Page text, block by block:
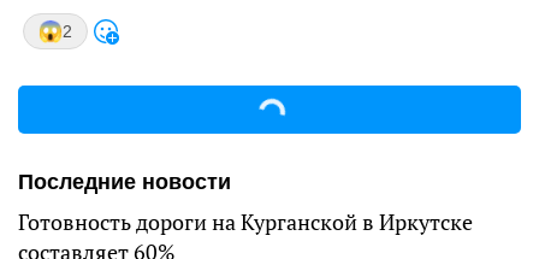
2
Последние новости
Готовность дороги на Курганской в Иркутске
составляет 60%